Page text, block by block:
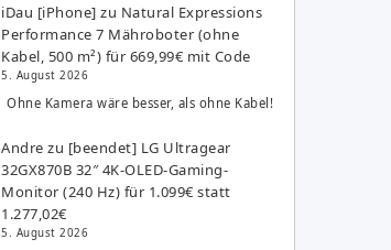
iDau [iPhone] zu Natural Expressions
Performance 7 Mähroboter (ohne
Kabel, 500 m²) für 669,99€ mit Code
5. August 2026
Ohne Kamera wäre besser, als ohne Kabel!
Andre zu [beendet] LG Ultragear
32GX870B 32″ 4K-OLED-Gaming-
Monitor (240 Hz) für 1.099€ statt
1.277,02€
5. August 2026